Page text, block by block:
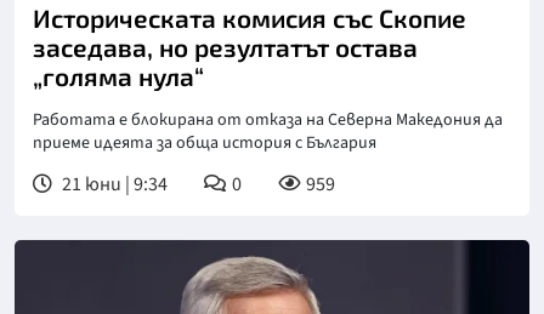
Историческата комисия със Скопие
заседава, но резултатът остава
„голяма нула“
Работата е блокирана от отказа на Северна Македония да
приеме идеята за обща история с България
21 юни | 9:34 0 959